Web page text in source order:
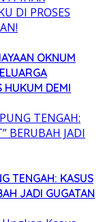
OKNUM
HUKUM DEMI
TENGAH: KASUS
JADI GUGATAN